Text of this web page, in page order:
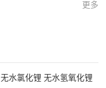
更多
水氯化锂 无水氢氧化锂